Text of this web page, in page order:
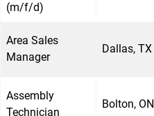
(m/f/d)
Area Sales
Manager
Dallas, TX
Assembly
Technician
Bolton, ON